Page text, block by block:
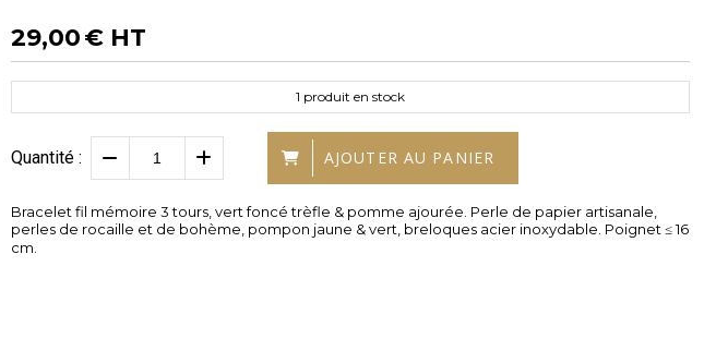
Boîtes
Décor à suspendre
Cadres - Tableaux
29,00€ HT
1 produit en stock
Quantité : AJOUTER AU PANIER
Bracelet fil mémoire 3 tours, vert foncé trèfle & pomme ajourée. Perle de papier artisanale,
perles de rocaille et de bohème, pompon jaune & vert, breloques acier inoxydable. Poignet ≤ 16
cm.